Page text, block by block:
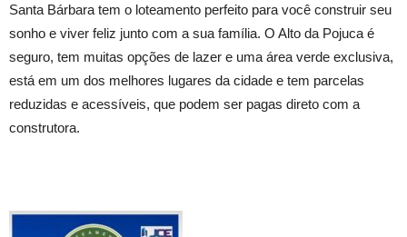
Santa Bárbara tem o loteamento perfeito para você construir seu
sonho e viver feliz junto com a sua família. O Alto da Pojuca é
seguro, tem muitas opções de lazer e uma área verde exclusiva,
está em um dos melhores lugares da cidade e tem parcelas
reduzidas e acessíveis, que podem ser pagas direto com a
construtora.